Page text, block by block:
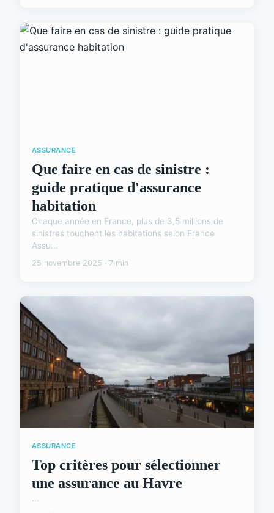
ASSURANCE
Que faire en cas de sinistre :
guide pratique d'assurance
habitation
Chaque année en France, plus de 3,5 millions de
sinistres touchent les habitations selon France
Assu...
25 novembre 2025 · 7 min
ASSURANCE
Top critères pour sélectionner
une assurance au Havre
...